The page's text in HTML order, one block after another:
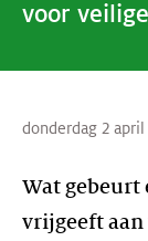
voor
donderdag 2
Wat gebeurt
vrijgeeft aan